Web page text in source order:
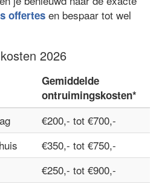
offertes en bespaar tot wel
2026
Gemiddelde
ontruimingskosten*
€200,- tot €700,-
€350,- tot €750,-
€250,- tot €900,-